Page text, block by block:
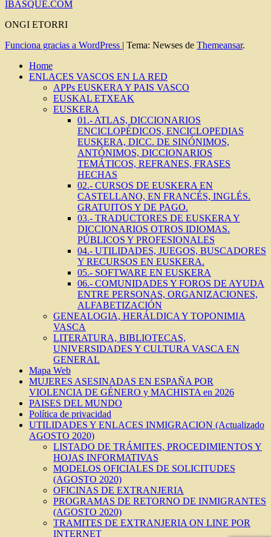
IBASQUE.COM
ONGI ETORRI
Funciona gracias a WordPress | Tema: Newses de Themeansar.
Home
ENLACES VASCOS EN LA RED
APPs EUSKERA Y PAIS VASCO
EUSKAL ETXEAK
EUSKERA
01.- ATLAS, DICCIONARIOS
ENCICLOPÉDICOS, ENCICLOPEDIAS
EUSKERA, DICC. DE SINÓNIMOS,
ANTÓNIMOS, DICCIONARIOS
TEMÁTICOS, REFRANES, FRASES
HECHAS
02.- CURSOS DE EUSKERA EN
CASTELLANO, EN FRANCÉS, INGLÉS.
GRATUITOS Y DE PAGO.
03.- TRADUCTORES DE EUSKERA Y
DICCIONARIOS OTROS IDIOMAS.
PÚBLICOS Y PROFESIONALES
04.- UTILIDADES, JUEGOS, BUSCADORES
Y RECURSOS EN EUSKERA.
05.- SOFTWARE EN EUSKERA
06.- COMUNIDADES Y FOROS DE AYUDA
ENTRE PERSONAS, ORGANIZACIONES,
ALFABETIZACIÓN
GENEALOGIA, HERÁLDICA Y TOPONIMIA
VASCA
LITERATURA, BIBLIOTECAS,
UNIVERSIDADES Y CULTURA VASCA EN
GENERAL
Mapa Web
MUJERES ASESINADAS EN ESPAÑA POR
VIOLENCIA DE GÉNERO y MACHISTA en 2026
PAISES DEL MUNDO
Política de privacidad
UTILIDADES Y ENLACES INMIGRACION (Actualizado
AGOSTO 2020)
LISTADO DE TRÁMITES, PROCEDIMIENTOS Y
HOJAS INFORMATIVAS
MODELOS OFICIALES DE SOLICITUDES
(AGOSTO 2020)
OFICINAS DE EXTRANJERIA
PROGRAMAS DE RETORNO DE INMIGRANTES
(AGOSTO 2020)
TRAMITES DE EXTRANJERIA ON LINE POR
INTERNET